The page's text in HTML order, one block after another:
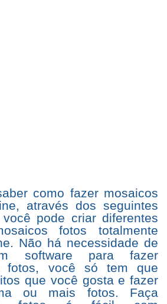
como fazer mosaicos
através dos seguintes
pode criar diferentes
fotos totalmente
Não há necessidade de
software para fazer
fotos, você só tem que
que você gosta e fazer
ou mais fotos. Faça